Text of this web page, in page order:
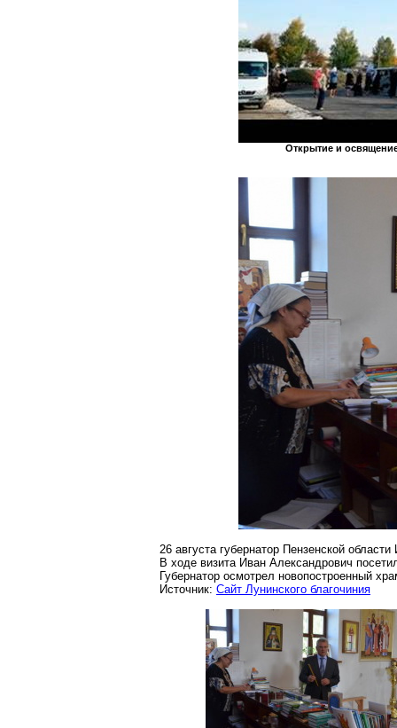
Открытие и
26 августа губернатор Пензенской
В ходе визита Иван Александрович
Губернатор осмотрел новопостроенный
Источник: Сайт Лунинского благочиния